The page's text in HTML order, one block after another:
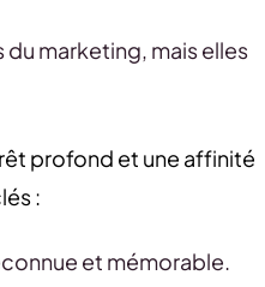
marketing, mais elles
profond et une affinité
:
et mémorable.